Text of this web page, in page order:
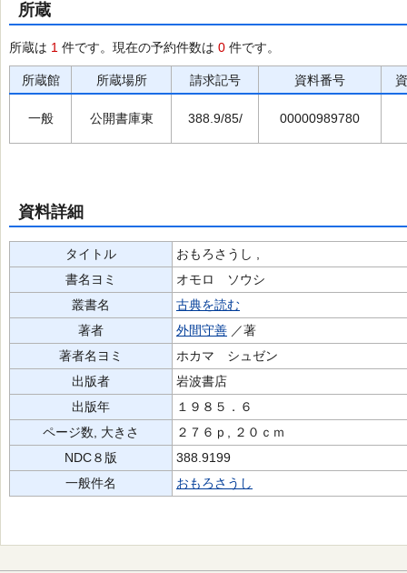
所蔵
所蔵は 1 件です。現在の予約件数は 0 件です。
所蔵館 所蔵場所 請求記号 資料番号
一般 公開書庫東 388.9/85/ 00000989780
資料詳細
タイトル
おもろさうし ,
書名ヨミ
オモロ ソウシ
叢書名
古典を読む
著者
外間守善 ／著
著者名ヨミ
ホカマ シュゼン
出版者
岩波書店
出版年
１９８５．６
ページ数, 大きさ
２７６ｐ, ２０ｃｍ
NDC８版
388.9199
一般件名
おもろさうし